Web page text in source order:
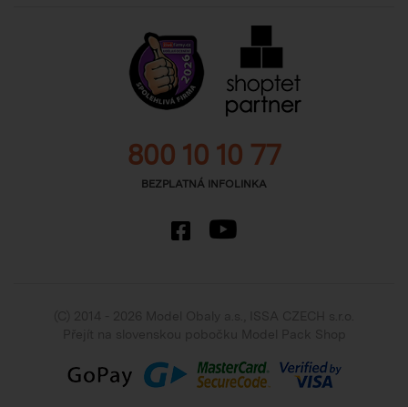
800 10 10 77
BEZPLATNÁ INFOLINKA